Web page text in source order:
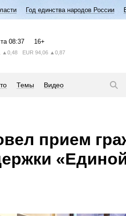
Год единства народов России
08:37 16+
▲0,48 EUR 94,06 ▲0,87
Темы Видео
прием